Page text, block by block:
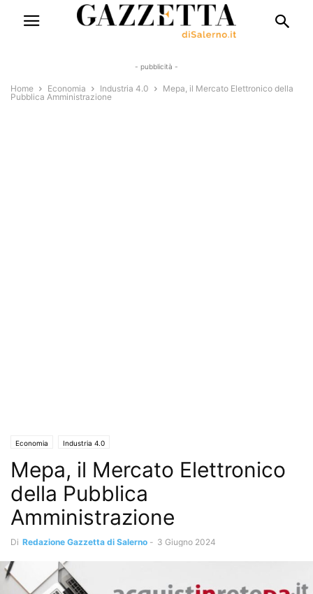
- pubblicità -
Home Economia Industria 4.0
Mepa, il Mercato Elettronico della
Pubblica Amministrazione
Economia Industria 4.0
Mepa, il Mercato Elettronico
della Pubblica
Amministrazione
Di Redazione Gazzetta di Salerno - 3 Giugno 2024